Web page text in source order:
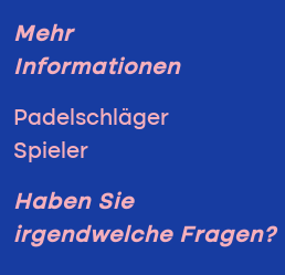
Mehr
Informationen
Padelschläger
Spieler
Haben Sie
irgendwelche Fragen?